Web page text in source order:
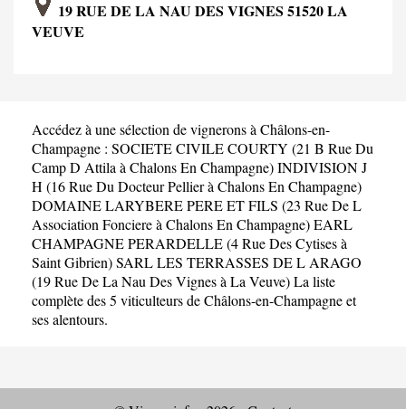
19 RUE DE LA NAU DES VIGNES 51520 LA
VEUVE
Accédez à une sélection de vignerons à Châlons-en-
Champagne : SOCIETE CIVILE COURTY (21 B Rue Du
Camp D Attila à Chalons En Champagne)INDIVISION J
H (16 Rue Du Docteur Pellier à Chalons En Champagne)
DOMAINE LARYBERE PERE ET FILS (23 Rue De L
Association Fonciere à Chalons En Champagne)EARL
CHAMPAGNE PERARDELLE (4 Rue Des Cytises à
Saint Gibrien)SARL LES TERRASSES DE L ARAGO
(19 Rue De La Nau Des Vignes à La Veuve)La liste
complète des 5 viticulteurs de Châlons-en-Champagne et
ses alentours.